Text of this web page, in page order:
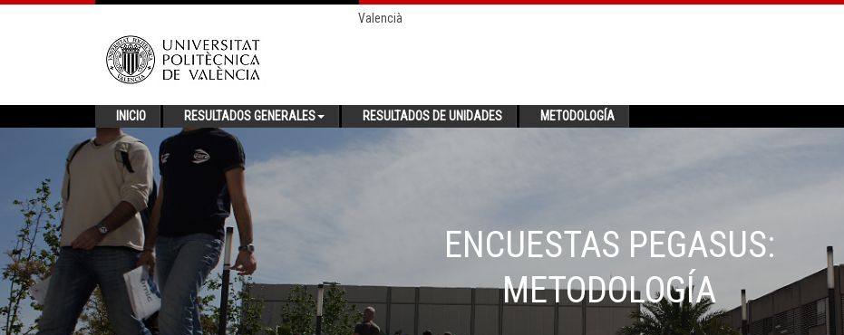
Valencià
INICIO RESULTADOS GENERALES RESULTADOS DE UNIDADES METODOLOGÍA
ENCUESTAS PEGASUS:
METODOLOGÍA